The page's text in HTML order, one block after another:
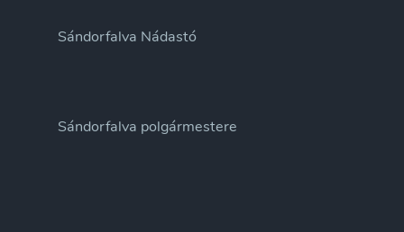
Sándorfalva Nádastó
Sándorfalva polgármestere